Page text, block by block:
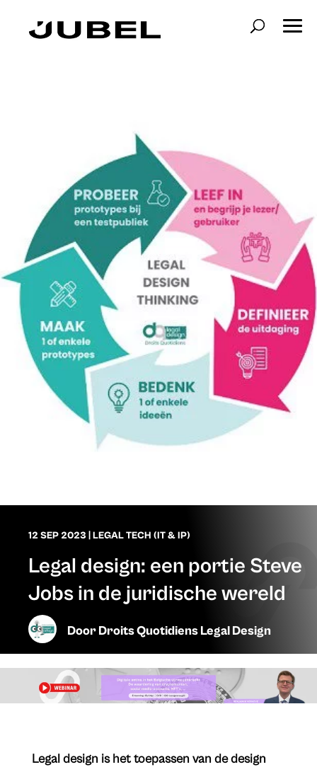
12 SEP 2023 LEGAL TECH (IT & IP)
Legal design: een portie Steve
Jobs in de juridische wereld
DoorDroits Quotidiens Legal Design
Legal design is het toepassen van de design